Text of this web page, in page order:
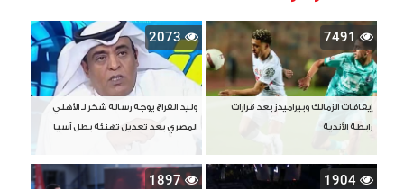
7491
إيقافات الزمالك وبيراميدز بعد قرارات
رابطة الأندية
2073
وليد الفراج يوجه رسالة شكر لـ الأهلي
المصري بعد تعديل تهنئة بطل آسيا
1904
1897